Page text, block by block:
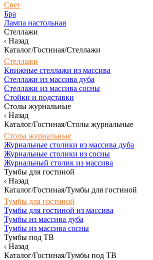
Свет
Бра
Лампа настольная
Стеллажи
Назад
Каталог/Гостиная/Стеллажи
Стеллажи
Книжные стеллажи из массива
Стеллажи из массива дуба
Стеллажи из массива сосны
Стойки и подставки
Столы журнальные
Назад
Каталог/Гостиная/Столы журнальные
Столы журнальные
Журнальные столики из массива дуба
Журнальные столики из сосны
Журнальный столик из массива
Тумбы для гостиной
Назад
Каталог/Гостиная/Тумбы для гостиной
Тумбы для гостиной
Тумбы для гостиной из массива
Тумбы из массива дуба
Тумбы из массива сосны
Тумбы под ТВ
Назад
Каталог/Гостиная/Тумбы под ТВ